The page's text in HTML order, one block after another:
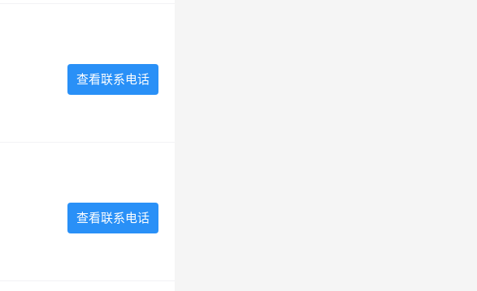
查看联系电话
查看联系电话